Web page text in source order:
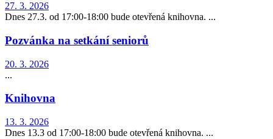
27. 3. 2026
Dnes 27.3. od 17:00-18:00 bude otevřená knihovna. ...
Pozvánka na setkání seniorů
20. 3. 2026
...
Knihovna
13. 3. 2026
Dnes 13.3 od 17:00-18:00 bude otevřená knihovna. ...